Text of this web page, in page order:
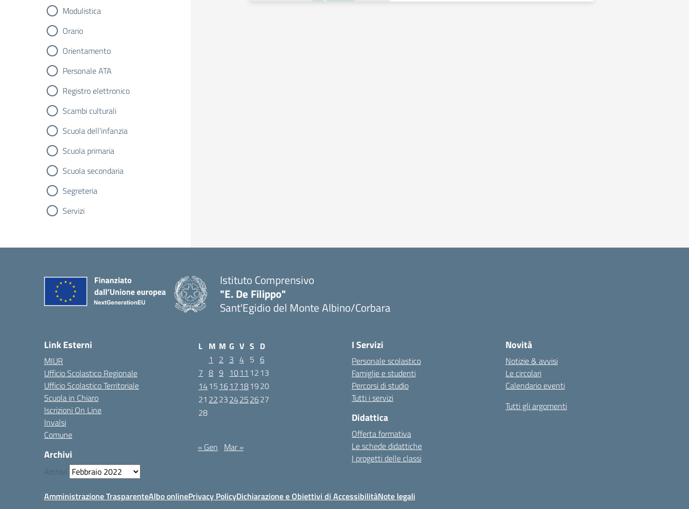
Modulistica
Orario
Orientamento
Personale ATA
Registro elettronico
Scambi culturali
Scuola dell'infanzia
Scuola primaria
Scuola secondaria
Segreteria
Servizi
Istituto Comprensivo
"E. De Filippo"
Sant'Egidio del Monte Albino/Corbara
Link Esterni
MIUR
Ufficio Scolastico Regionale
Ufficio Scolastico Territoriale
Scuola in Chiaro
Iscrizioni On Line
Invalsi
Comune
Archivi
Archivi
L M M G V S D
1
2 3 4 5 6
7 8 9 1011 12 13
1415 1617 181920
21 222324252627
28
« Gen Mar »
I Servizi
Personale scolastico
Famiglie e studenti
Percorsi di studio
Tutti i servizi
Didattica
Offerta formativa
Le schede didattiche
I progetti delle classi
Novità
Notizie & avvisi
Le circolari
Calendario eventi
Tutti gli argomenti
Amministrazione TrasparenteAlbo onlinePrivacy PolicyDichiarazione e Obiettivi di AccessibilitàNote legali